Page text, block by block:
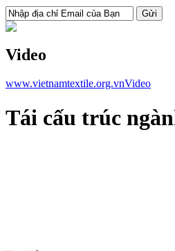
Video
www.vietnamtextile.org.vnVideo
Tái cấu trúc